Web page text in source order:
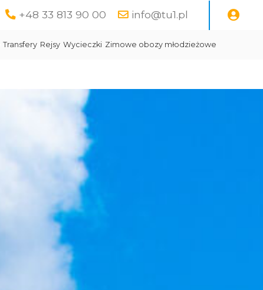
+48 33 813 90 00 info@tu1.pl
Transfery Rejsy Wycieczki Zimowe obozy młodzieżowe